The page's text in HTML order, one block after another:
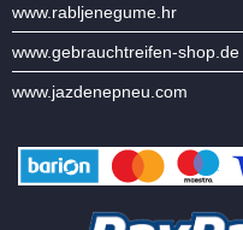
www.rabljenegume.hr
www.gebrauchtreifen-shop.de
www.jazdenepneu.com